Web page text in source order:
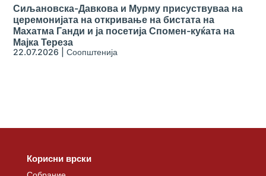
Сиљановска-Давкова и Мурму присуствуваа на
церемонијата на откривање на бистата на
Махатма Ганди и ја посетија Спомен-куќата на
Мајка Тереза
22.07.2026 |Соопштенија
Корисни врски